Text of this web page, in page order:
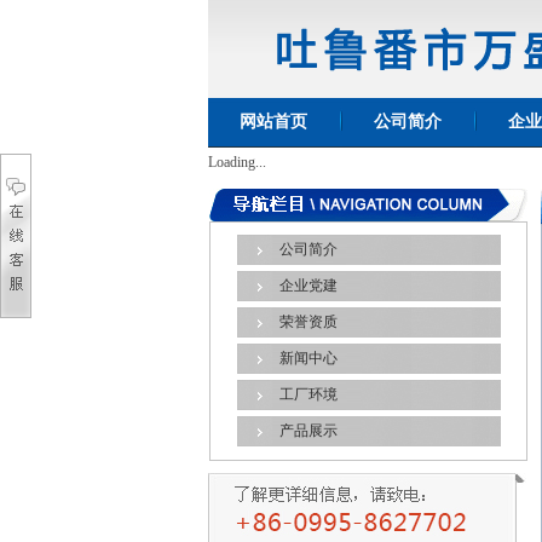
网站首页 公司简介 企
Loading...
公司简介
企业党建
荣誉资质
新闻中心
工厂环境
产品展示